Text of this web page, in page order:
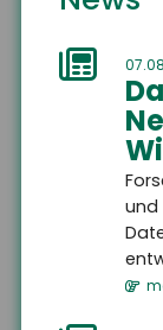
Die
Als
Ihren
Service
Wir freuen